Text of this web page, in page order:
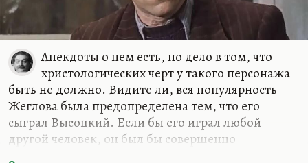
Анекдоты о нем есть, но дело в том, что
христологических черт у такого персонажа
быть не должно. Видите ли, вся популярность
Жеглова была предопределена тем, что его
сыграл Высоцкий. Если бы его играл любой
другой человек, он был бы совершенно